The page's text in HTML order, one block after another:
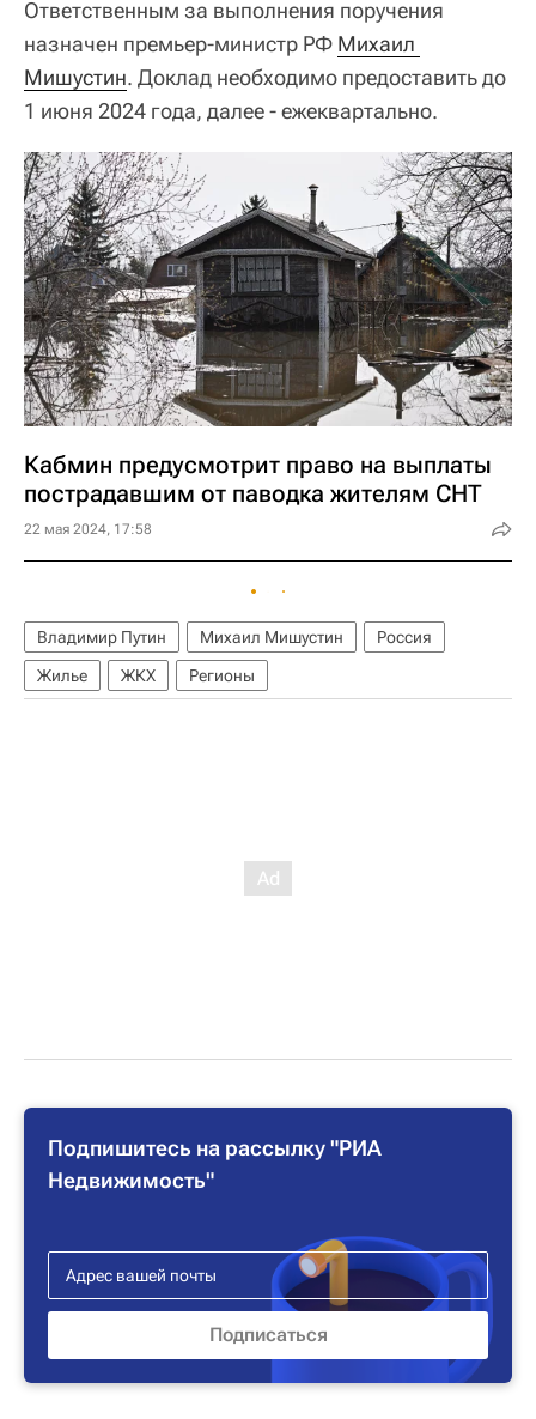
Ответственным за выполнения поручения
назначен премьер-министр РФ Михаил
Мишустин. Доклад необходимо предоставить до
1 июня 2024 года, далее - ежеквартально.
Кабмин предусмотрит право на выплаты
пострадавшим от паводка жителям СНТ
22 мая 2024, 17:58
Владимир Путин Михаил Мишустин
Россия
Жилье
ЖКХ Регионы
Подпишитесь на рассылку "РИА
Недвижимость"